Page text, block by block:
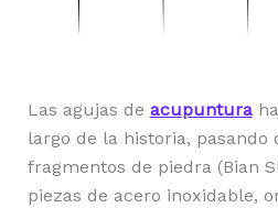
Las agujas de acupuntura
largo de la historia,
fragmentos de piedra (Bian
piezas de acero inoxidable,